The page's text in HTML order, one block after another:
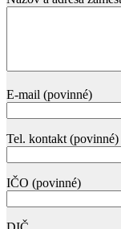
E-mail (povinné)
Tel. kontakt (povinné)
IČO (povinné)